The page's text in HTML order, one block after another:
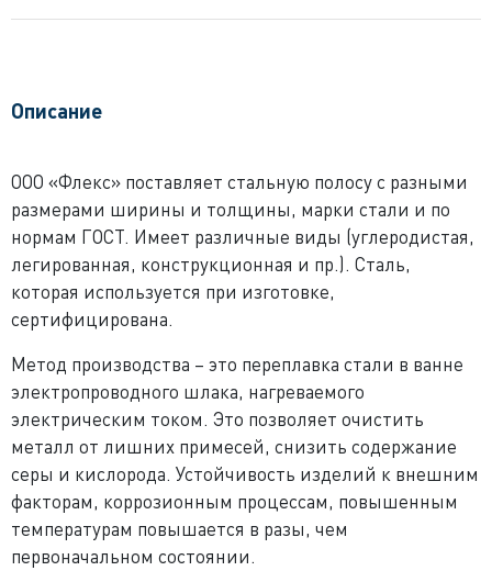
Описание
ООО «Флекс» поставляет стальную полосу с разными
размерами ширины и толщины, марки стали и по
нормам ГОСТ. Имеет различные виды (углеродистая,
легированная, конструкционная и пр.). Сталь,
которая используется при изготовке,
сертифицирована.
Метод производства – это переплавка стали в ванне
электропроводного шлака, нагреваемого
электрическим током. Это позволяет очистить
металл от лишних примесей, снизить содержание
серы и кислорода. Устойчивость изделий к внешним
факторам, коррозионным процессам, повышенным
температурам повышается в разы, чем
первоначальном состоянии.